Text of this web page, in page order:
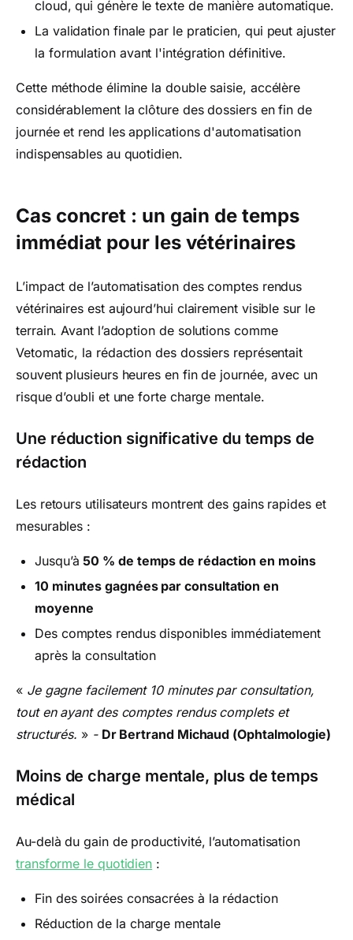
cloud, qui génère le texte de manière automatique.
La validation finale par le praticien, qui peut ajuster
la formulation avant l'intégration définitive.
Cette méthode élimine la double saisie, accélère
considérablement la clôture des dossiers en fin de
journée et rend les applications d'automatisation
indispensables au quotidien.
Cas concret : un gain de temps
immédiat pour les vétérinaires
L’impact de l’automatisation des comptes rendus
vétérinaires est aujourd’hui clairement visible sur le
terrain. Avant l’adoption de solutions comme
Vetomatic, la rédaction des dossiers représentait
souvent plusieurs heures en fin de journée, avec un
risque d’oubli et une forte charge mentale.
Une réduction significative du temps de
rédaction
Les retours utilisateurs montrent des gains rapides et
mesurables :
Jusqu’à50 % de temps de rédaction en moins
10 minutes gagnées par consultation en
moyenne
Des comptes rendus disponibles immédiatement
après la consultation
« Je gagne facilement 10 minutes par consultation,
tout en ayant des comptes rendus complets et
structurés. »- Dr Bertrand Michaud (Ophtalmologie)
Moins de charge mentale, plus de temps
médical
Au-delà du gain de productivité, l’automatisation
transforme le quotidien :
Fin des soirées consacrées à la rédaction
Réduction de la charge mentale